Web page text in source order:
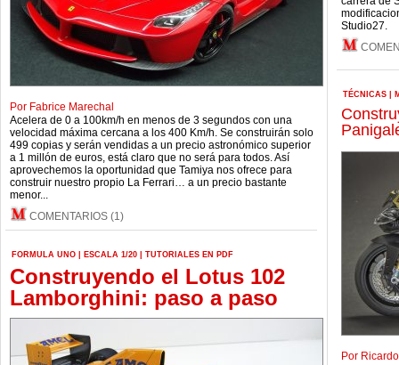
Por Fabrice Marechal
Acelera de 0 a 100km/h en menos de 3 segundos con una
velocidad máxima cercana a los 400 Km/h. Se construirán solo
499 copias y serán vendidas a un precio astronómico superior
a 1 millón de euros, está claro que no será para todos. Así
aprovechemos la oportunidad que Tamiya nos ofrece para
construir nuestro propio La Ferrari… a un precio bastante
menor...
COMENTARIOS (1)
FORMULA UNO ESCALA 1/20 TUTORIALES EN PDF
Construyendo el Lotus 102
Lamborghini: paso a paso
Studio27.
TÉCNICAS
Por